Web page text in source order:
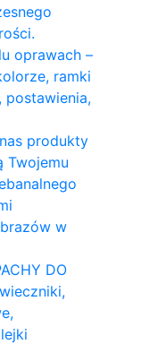
oprawach –
ramki
postawienia,
produkty
Twojemu
w
DO